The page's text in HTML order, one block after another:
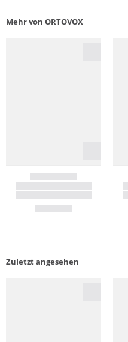
Mehr von ORTOVOX
Zuletzt angesehen